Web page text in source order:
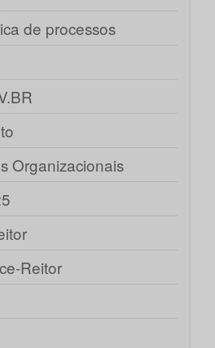
de processos
Organizacionais
Reitor